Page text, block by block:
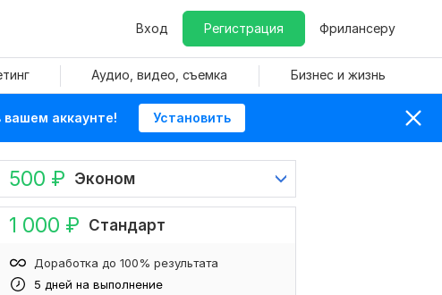
Вход Регистрация Фрилансеру
Аудио, видео, съемка Бизнес и жизнь
аккаунте! Установить
500 ₽ Эконом
1 000 ₽ Стандарт
5 дней на выполнение
Доработка до 100% результата